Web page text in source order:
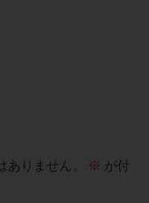
ありません。 ※ が付